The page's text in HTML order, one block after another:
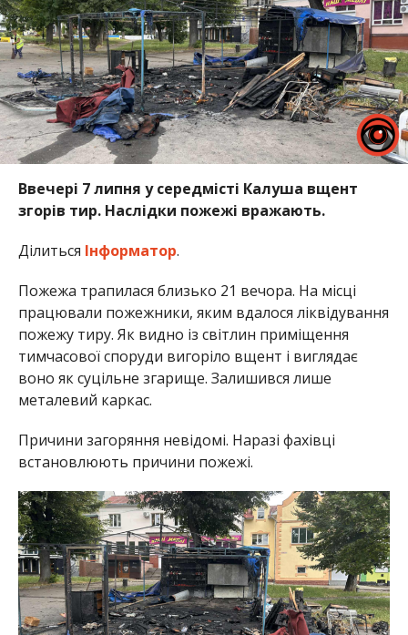
Ввечері 7 липня у середмісті Калуша вщент
згорів тир. Наслідки пожежі вражають.
Ділиться Інформатор.
Пожежа трапилася близько 21 вечора. На місці
працювали пожежники, яким вдалося ліквідування
пожежу тиру. Як видно із світлин приміщення
тимчасової споруди вигоріло вщент і виглядає
воно як суцільне згарище. Залишився лише
металевий каркас.
Причини загоряння невідомі. Наразі фахівці
встановлюють причини пожежі.